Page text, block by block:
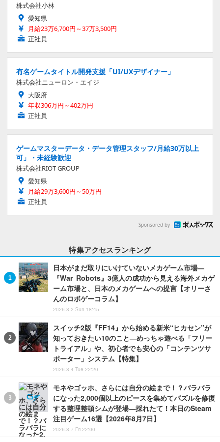
株式会社小林
愛知県
月給23万6,700円～37万3,500円
正社員
有名ゲームタイトル開発支援「UI/UXデザイナー」
株式会社ニューロン・エイジ
大阪府
年収306万円～402万円
正社員
ゲームマスターデータ・データ管理スタッフ/月給30万以上
可」・未経験歓迎
株式会社RIOT GROUP
愛知県
月給29万3,600円～50万円
正社員
Sponsored by
特集アクセスランキング
日本がまだ取りにいけていないメカゲーム市場―
『War Robots』3億人の成功から見える海外メカゲ
ーム市場と、日本のメカゲームへの提言【オリーさ
んのロボゲーコラム】
2026.8.2 Sun 18:45
スイッチ2版『FF14』から始める新米“ヒカセン”が
知っておきたい10のこと―めっちゃ遊べる「フリー
トライアル」や、初心者でも安心の「コンテンツサ
ポーター」システム【特集】
2026.8.4 Tue 22:20
モネやゴッホ、さらには自分の絵まで！？バラバラ
になった2,000個以上のピースを集めてパズルを修復
する整理整頓シムが登場―採れたて！本日のSteam
注目ゲーム16選【2026年8月7日】
2026.8.7 Fri 22:00